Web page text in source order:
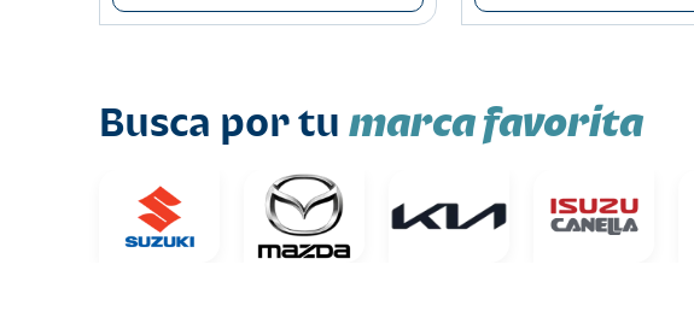
Busca por tu marca favorita